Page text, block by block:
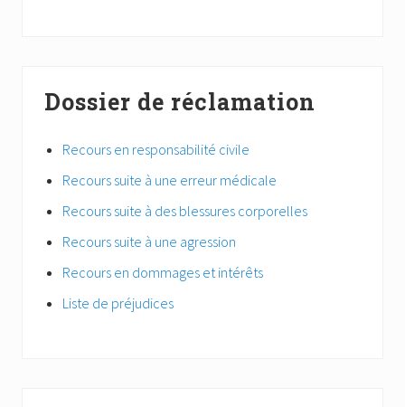
Dossier de réclamation
Recours en responsabilité civile
Recours suite à une erreur médicale
Recours suite à des blessures corporelles
Recours suite à une agression
Recours en dommages et intérêts
Liste de préjudices